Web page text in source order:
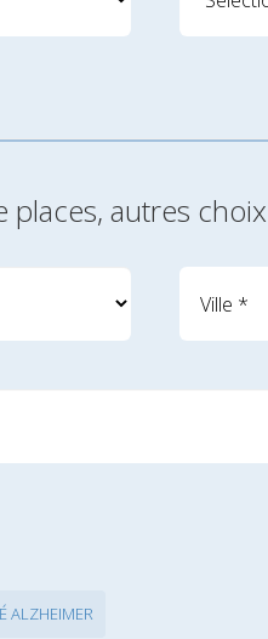
places, autres choix
ALZHEIMER